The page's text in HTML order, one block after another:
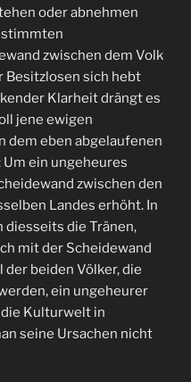
oder abnehmen
zwischen dem Volk
Besitzlosen sich hebt
Klarheit drängt es
jene ewigen
dem eben abgelaufenen
ein ungeheures
zwischen den
Landes erhöht. In
die Tränen,
mit der Scheidewand
der beiden Völker, die
ein ungeheurer
die Kulturwelt in
seine Ursachen nicht